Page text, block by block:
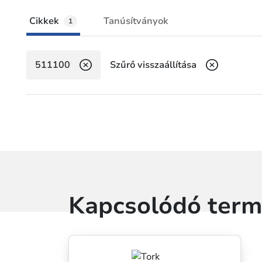
Cikkek 1 Tanúsítványok
511100 Szűrő visszaállítása
Kapcsolódó